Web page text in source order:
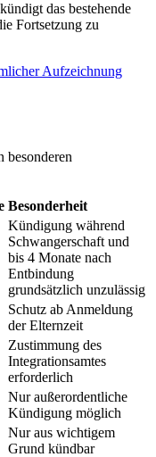
das bestehende
Fortsetzung zu
Aufzeichnung
besonderen
Besonderheit
Kündigung während
Schwangerschaft und
bis 4 Monate nach
Entbindung
grundsätzlich unzulässig
Schutz ab Anmeldung
der Elternzeit
Zustimmung des
Integrationsamtes
erforderlich
Nur außerordentliche
Kündigung möglich
Nur aus wichtigem
Grund kündbar